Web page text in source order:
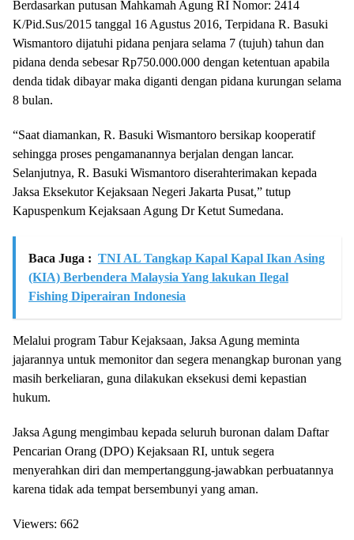
Berdasarkan putusan Mahkamah Agung RI Nomor: 2414
K/Pid.Sus/2015 tanggal 16 Agustus 2016, Terpidana R. Basuki
Wismantoro dijatuhi pidana penjara selama 7 (tujuh) tahun dan
pidana denda sebesar Rp750.000.000 dengan ketentuan apabila
denda tidak dibayar maka diganti dengan pidana kurungan selama
8 bulan.
“Saat diamankan, R. Basuki Wismantoro bersikap kooperatif
sehingga proses pengamanannya berjalan dengan lancar.
Selanjutnya, R. Basuki Wismantoro diserahterimakan kepada
Jaksa Eksekutor Kejaksaan Negeri Jakarta Pusat,” tutup
Kapuspenkum Kejaksaan Agung Dr Ketut Sumedana.
Baca Juga : TNI AL Tangkap Kapal Kapal Ikan Asing
(KIA) Berbendera Malaysia Yang lakukan Ilegal
Fishing Diperairan Indonesia
Melalui program Tabur Kejaksaan, Jaksa Agung meminta
jajarannya untuk memonitor dan segera menangkap buronan yang
masih berkeliaran, guna dilakukan eksekusi demi kepastian
hukum.
Jaksa Agung mengimbau kepada seluruh buronan dalam Daftar
Pencarian Orang (DPO) Kejaksaan RI, untuk segera
menyerahkan diri dan mempertanggung-jawabkan perbuatannya
karena tidak ada tempat bersembunyi yang aman.
Viewers: 662